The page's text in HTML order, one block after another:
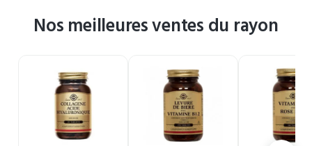
Nos meilleures ventes du rayon